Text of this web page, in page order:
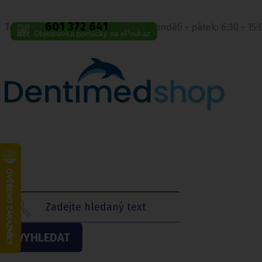
Telefon: 601 372 641 Volejte pondělí - pátek: 6:30 -
Objednávka pomůcky na ePoukaz
VYHLEDAT